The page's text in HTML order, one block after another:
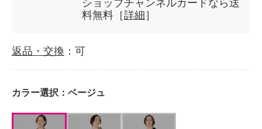
ショップチャンネルカードなら送
料無料［詳細 ］
返品・交換 ：可
カラー選択： ベージュ